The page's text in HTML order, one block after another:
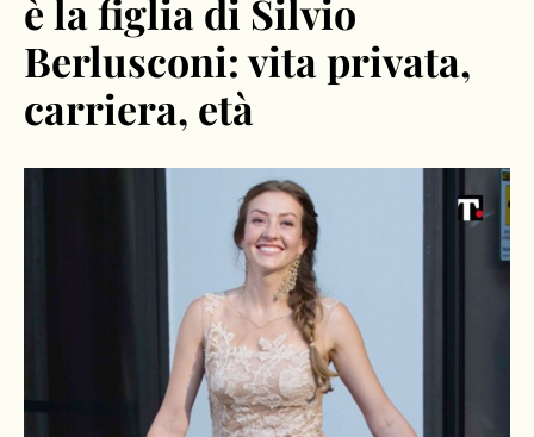
è la figlia di Silvio
Berlusconi: vita privata,
carriera, età